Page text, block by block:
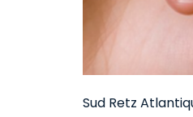
Sud Retz